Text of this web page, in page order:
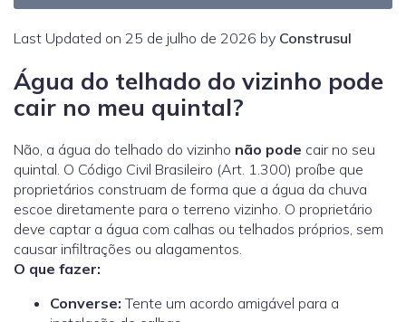
Last Updated on 25 de julho de 2026 by Construsul
Água do telhado do vizinho pode
cair no meu quintal?
Não, a água do telhado do vizinho não pode cair no seu
quintal. O Código Civil Brasileiro (Art. 1.300) proíbe que
proprietários construam de forma que a água da chuva
escoe diretamente para o terreno vizinho. O proprietário
deve captar a água com calhas ou telhados próprios, sem
causar infiltrações ou alagamentos.
O que fazer:
Converse: Tente um acordo amigável para a